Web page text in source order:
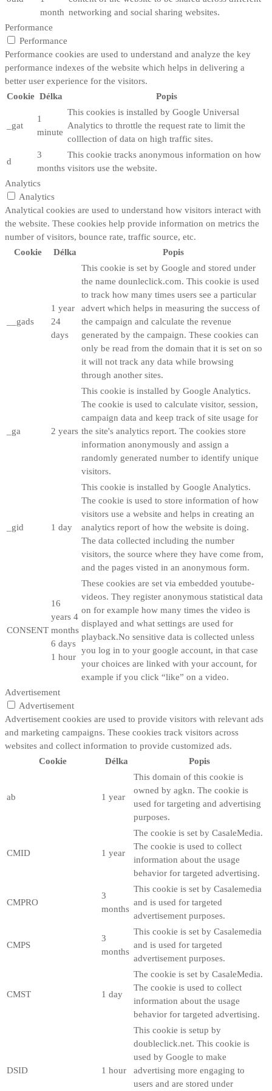
month networking and social sharing websites.
Performance
Performance
Performance cookies are used to understand and analyze the key
performance indexes of the website which helps in delivering a
better user experience for the visitors.
Cookie Délka Popis
_gat
1
minute
This cookies is installed by Google Universal
Analytics to throttle the request rate to limit the
colllection of data on high traffic sites.
d
3
months
This cookie tracks anonymous information on how
visitors use the website.
Analytics
Analytics
Analytical cookies are used to understand how visitors interact with
the website. These cookies help provide information on metrics the
number of visitors, bounce rate, traffic source, etc.
Cookie
Délka Popis
__gads
1 year
24
days
This cookie is set by Google and stored under
the name dounleclick.com. This cookie is used
to track how many times users see a particular
advert which helps in measuring the success of
the campaign and calculate the revenue
generated by the campaign. These cookies can
only be read from the domain that it is set on so
it will not track any data while browsing
through another sites.
_ga 2 years
This cookie is installed by Google Analytics.
The cookie is used to calculate visitor, session,
campaign data and keep track of site usage for
the site's analytics report. The cookies store
information anonymously and assign a
randomly generated number to identify unique
visitors.
_gid 1 day
This cookie is installed by Google Analytics.
The cookie is used to store information of how
visitors use a website and helps in creating an
analytics report of how the website is doing.
The data collected including the number
visitors, the source where they have come from,
and the pages visted in an anonymous form.
CONSENT
16
years 4
months
6 days
1 hour
These cookies are set via embedded youtube-
videos. They register anonymous statistical data
on for example how many times the video is
displayed and what settings are used for
playback.No sensitive data is collected unless
you log in to your google account, in that case
your choices are linked with your account, for
example if you click “like” on a video.
Advertisement
Advertisement
Advertisement cookies are used to provide visitors with relevant ads
and marketing campaigns. These cookies track visitors across
websites and collect information to provide customized ads.
Cookie
Délka Popis
ab 1 year
This domain of this cookie is
owned by agkn. The cookie is
used for targeting and advertising
purposes.
CMID 1 year
The cookie is set by CasaleMedia.
The cookie is used to collect
information about the usage
behavior for targeted advertising.
CMPRO
3
months
This cookie is set by Casalemedia
and is used for targeted
advertisement purposes.
CMPS
3
months
This cookie is set by Casalemedia
and is used for targeted
advertisement purposes.
CMST 1 day
The cookie is set by CasaleMedia.
The cookie is used to collect
information about the usage
behavior for targeted advertising.
DSID 1 hour
This cookie is setup by
doubleclick.net. This cookie is
used by Google to make
advertising more engaging to
users and are stored under